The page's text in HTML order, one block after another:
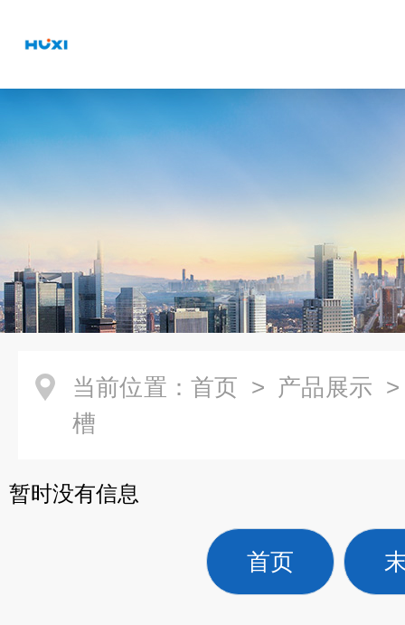
当前位置： 首页 > 产品展示
槽
暂时没有信息
首页